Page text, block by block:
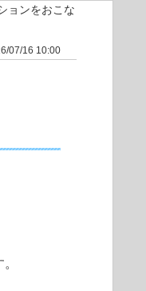
ョンをおこな
07/16 10:00